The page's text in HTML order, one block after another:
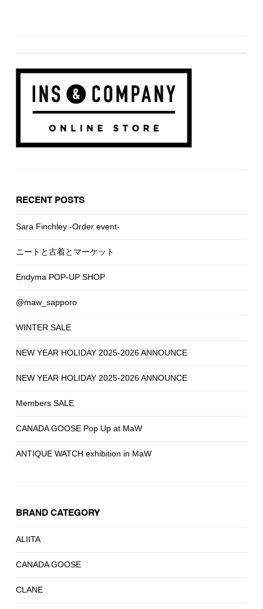
RECENT POSTS
Sara Finchley -Order event-
ニートと古着とマーケット
Endyma POP-UP SHOP
@maw_sapporo
WINTER SALE
NEW YEAR HOLIDAY 2025-2026 ANNOUNCE
NEW YEAR HOLIDAY 2025-2026 ANNOUNCE
Members SALE
CANADA GOOSE Pop Up at MaW
ANTIQUE WATCH exhibition in MaW
BRAND CATEGORY
ALIITA
CANADA GOOSE
CLANE